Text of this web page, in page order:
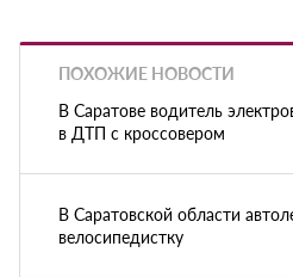
ПОХОЖИЕ НОВОСТИ
В Саратове водитель
в ДТП с кроссовером
В Саратовской области
велосипедистку